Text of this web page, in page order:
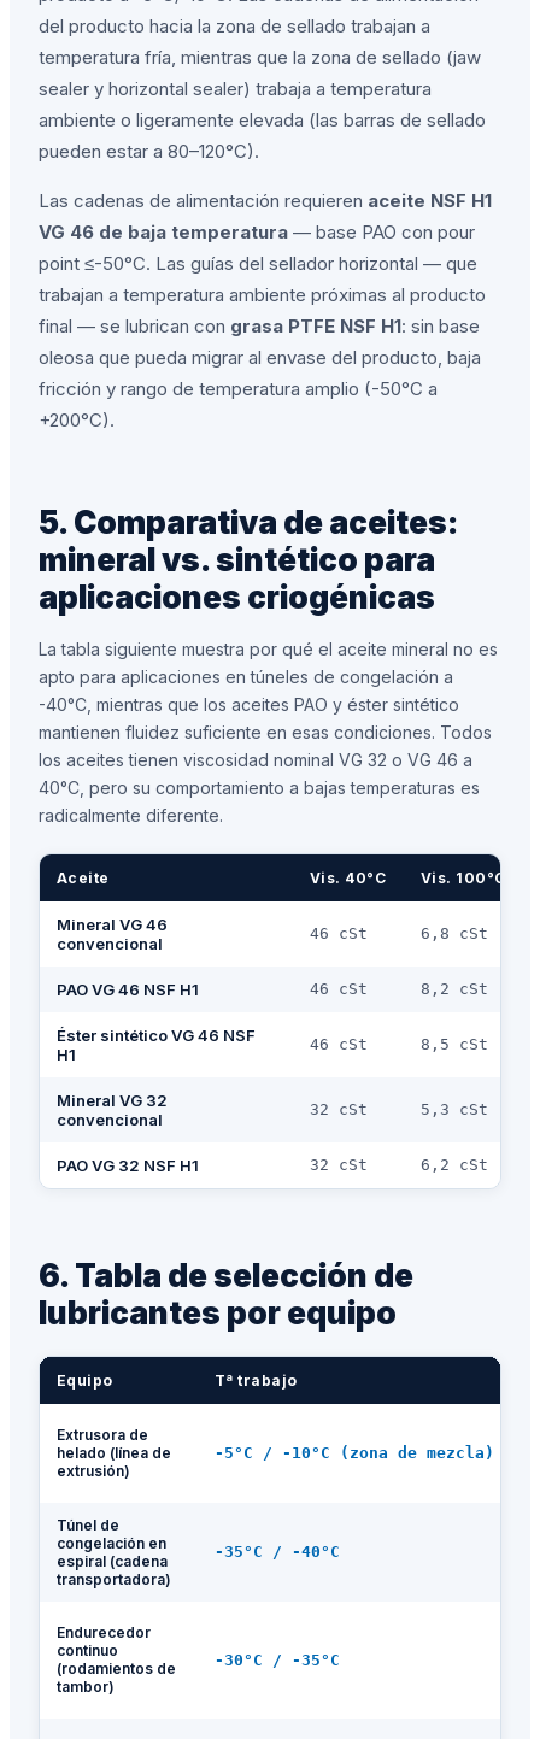
del producto hacia la zona de sellado trabajan a
temperatura fría, mientras que la zona de sellado (jaw
sealer y horizontal sealer) trabaja a temperatura
ambiente o ligeramente elevada (las barras de sellado
pueden estar a 80–120°C).
Las cadenas de alimentación requieren aceite NSF H1
VG 46 de baja temperatura — base PAO con pour
point ≤-50°C. Las guías del sellador horizontal — que
trabajan a temperatura ambiente próximas al producto
final — se lubrican con grasa PTFE NSF H1: sin base
oleosa que pueda migrar al envase del producto, baja
fricción y rango de temperatura amplio (-50°C a
+200°C).
5. Comparativa de aceites:
mineral vs. sintético para
aplicaciones criogénicas
La tabla siguiente muestra por qué el aceite mineral no es
apto para aplicaciones en túneles de congelación a
-40°C, mientras que los aceites PAO y éster sintético
mantienen fluidez suficiente en esas condiciones. Todos
los aceites tienen viscosidad nominal VG 32 o VG 46 a
40°C, pero su comportamiento a bajas temperaturas es
radicalmente diferente.
Aceite Vis. 40°C Vis. 100°C
Mineral VG 46
convencional
46 cSt 6,8 cSt
PAO VG 46 NSF H1 46 cSt 8,2 cSt
Éster sintético VG 46 NSF
H1
46 cSt 8,5 cSt
Mineral VG 32
convencional
32 cSt 5,3 cSt
PAO VG 32 NSF H1 32 cSt 6,2 cSt
6. Tabla de selección de
lubricantes por equipo
Equipo Tª trabajo
Extrusora de
helado (línea de
extrusión)
-5°C / -10°C (zona de mezcla)
Túnel de
congelación en
espiral (cadena
transportadora)
-35°C / -40°C
Endurecedor
continuo
(rodamientos de
tambor)
-30°C / -35°C